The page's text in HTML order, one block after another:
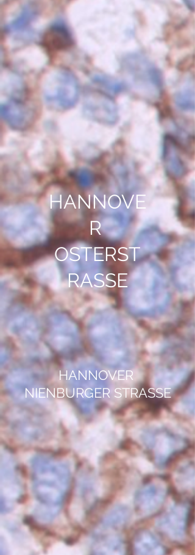
HANNOVE
R
OSTERST
RASSE
HANNOVER
NIENBURGER STRASSE